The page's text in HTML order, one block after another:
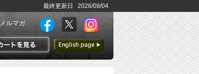
最終更新日 2026/08/04
メルマガ
カートを見る
英語ページへ